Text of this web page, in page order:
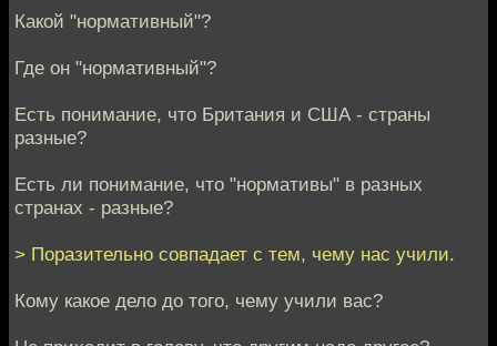
Какой "нормативный"?
Где он "нормативный"?
Есть понимание, что Британия и США - страны
разные?
Есть ли понимание, что "нормативы" в разных
странах - разные?
> Поразительно совпадает с тем, чему нас учили.
Кому какое дело до того, чему учили вас?